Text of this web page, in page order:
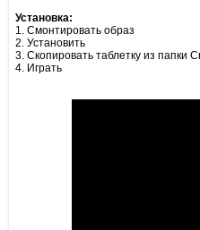
Установка:
1. Смонтировать образ
2. Установить
3. Скопировать таблетку из папки
4. Играть